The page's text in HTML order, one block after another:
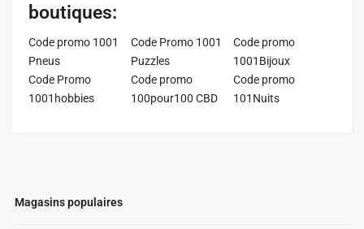
Magasins populaires
boutiques:
Code promo 1001
Pneus
Code Promo 1001
Puzzles
Code promo
1001Bijoux
Code Promo
1001hobbies
Code promo
100pour100 CBD
Code promo
101Nuits